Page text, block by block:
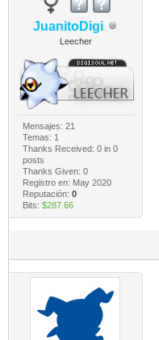
JuanitoDigi
Leecher
Mensajes: 21
Temas: 1
Thanks Received: 0in 0
posts
Thanks Given: 0
Registro en: May 2020
Reputación: 0
Bits: $287.66